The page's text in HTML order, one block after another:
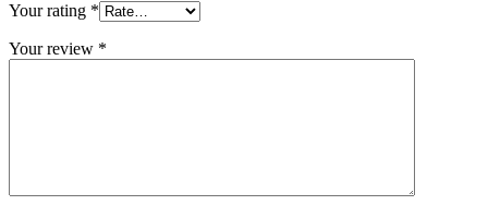
Your rating *
Your review *